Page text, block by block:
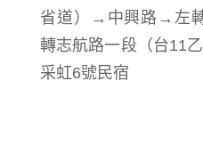
省道）→中興路→左
轉志航路一段（台11
采虹6號民宿